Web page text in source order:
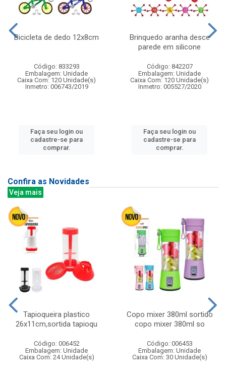
Bicicleta de dedo 12x8cm
Código: 833293
Embalagem: Unidade
Caixa Com: 120 Unidade(s)
Inmetro: 006743/2019
Faça seu login ou
cadastre-se para
comprar.
Brinquedo aranha desce
parede em silicone
Código: 842207
Embalagem: Unidade
Caixa Com: 120 Unidade(s)
Inmetro: 005527/2020
Faça seu login ou
cadastre-se para
comprar.
Confira as Novidades
Veja mais
Tapioqueira plastico
26x11cm,sortida tapioqu
Código: 006452
Embalagem: Unidade
Caixa Com: 24 Unidade(s)
Copo mixer 380ml sortido
copo mixer 380ml so
Código: 006453
Embalagem: Unidade
Caixa Com: 30 Unidade(s)